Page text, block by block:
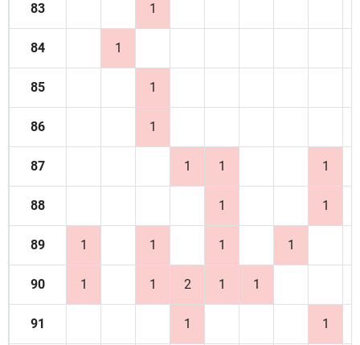
83 1
84 1
85 1
86 1
87 1 1 1
88 1 1
89 1 1 1 1
90 1 1 2 1 1
91 1 1